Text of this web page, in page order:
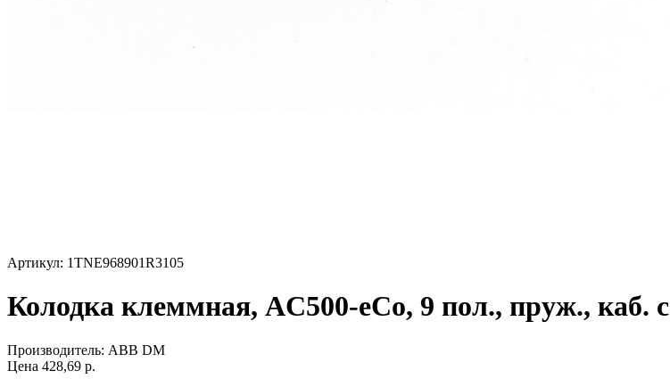
Артикул: 1TNE968901R3105
Колодка клеммная, AC500-eCo, 9 пол., пруж., каб. с
Производитель: ABB DM
Цена 428,69 р.